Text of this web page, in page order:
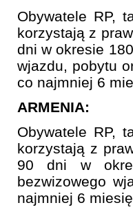
Obywatele RP,
korzystają z
dni w okresie
wjazdu, pobytu
co najmniej 6
ARMENIA:
Obywatele RP,
korzystają z
90 dni w
bezwizowego
najmniej 6